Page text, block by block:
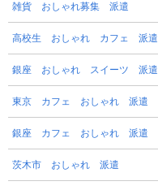
雑貨 おしゃれ募集 派遣
高校生 おしゃれ カフェ 派遣
銀座 おしゃれ スイーツ 派遣
東京 カフェ おしゃれ 派遣
銀座 カフェ おしゃれ 派遣
茨木市 おしゃれ 派遣